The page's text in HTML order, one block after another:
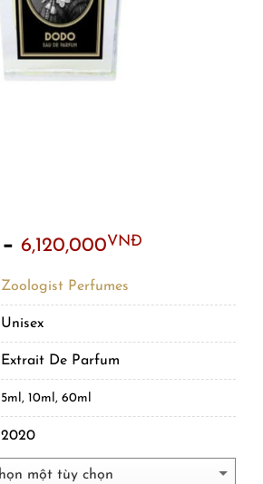
– 6,120,000VNĐ
Zoologist Perfumes
Unisex
Extrait De Parfum
5ml, 10ml, 60ml
2020